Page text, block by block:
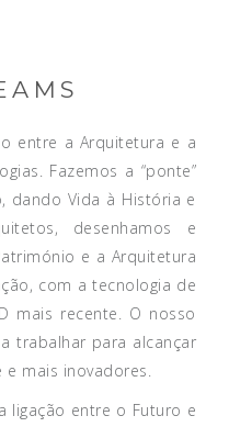
entre a Arquitetura e a
Fazemos a “ponte”
dando Vida à História e
desenhamos e
e a Arquitetura
com a tecnologia de
mais recente. O nosso
trabalhar para alcançar
mais inovadores.
ligação entre o Futuro e